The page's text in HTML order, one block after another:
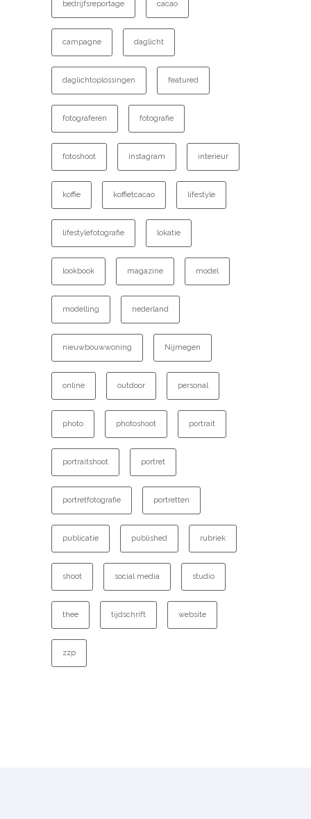
bedrijfsreportage cacao
campagne daglicht
daglichtoplossingen featured
fotograferen fotografie
fotoshoot instagram interieur
koffie koffietcacao lifestyle
lifestylefotografie lokatie
lookbook magazine model
modelling nederland
nieuwbouwwoning Nijmegen
online outdoor personal
photo photoshoot portrait
portraitshoot portret
portretfotografie portretten
publicatie published rubriek
shoot social media studio
thee tijdschrift website
zzp